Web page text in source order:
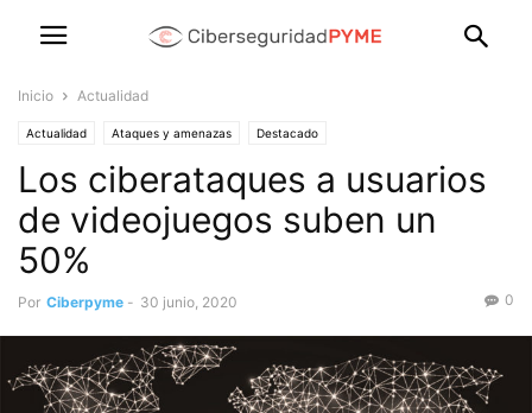
Inicio Actualidad
Actualidad Ataques y amenazas Destacado
Los ciberataques a usuarios
de videojuegos suben un
50%
Por Ciberpyme - 30 junio, 2020 0